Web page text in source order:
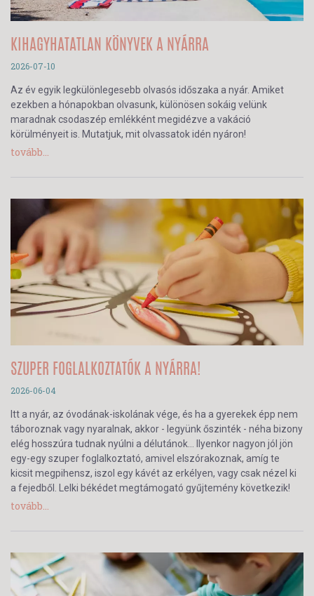
KIHAGYHATATLAN KÖNYVEK A NYÁRRA
2026-07-10
Az év egyik legkülönlegesebb olvasós időszaka a nyár. Amiket
ezekben a hónapokban olvasunk, különösen sokáig velünk
maradnak csodaszép emlékként megidézve a vakáció
körülményeit is. Mutatjuk, mit olvassatok idén nyáron!
tovább...
SZUPER FOGLALKOZTATÓK A NYÁRRA!
2026-06-04
Itt a nyár, az óvodának-iskolának vége, és ha a gyerekek épp nem
táboroznak vagy nyaralnak, akkor - legyünk őszinték - néha bizony
elég hosszúra tudnak nyúlni a délutánok… Ilyenkor nagyon jól jön
egy-egy szuper foglalkoztató, amivel elszórakoznak, amíg te
kicsit megpihensz, iszol egy kávét az erkélyen, vagy csak nézel ki
a fejedből. Lelki békédet megtámogató gyűjtemény következik!
tovább...